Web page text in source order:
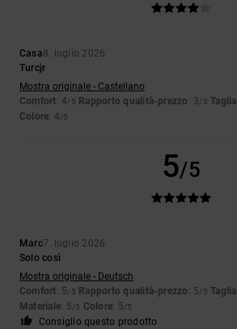
Casa8. luglio 2026
Turcjr
Mostra originale - Castellano
Comfort: 4/5 Rapporto qualità-prezzo : 3/5 Taglia
Colore: 4/5
5/5
Marc7. luglio 2026
Solo così
Mostra originale - Deutsch
Comfort: 5/5 Rapporto qualità-prezzo : 5/5 Taglia
Materiale: 5/5 Colore: 5/5
Consiglio questo prodotto